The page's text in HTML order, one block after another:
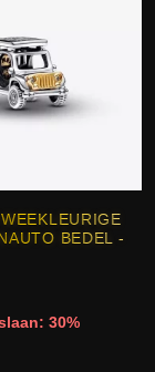
BEDEL -
30%